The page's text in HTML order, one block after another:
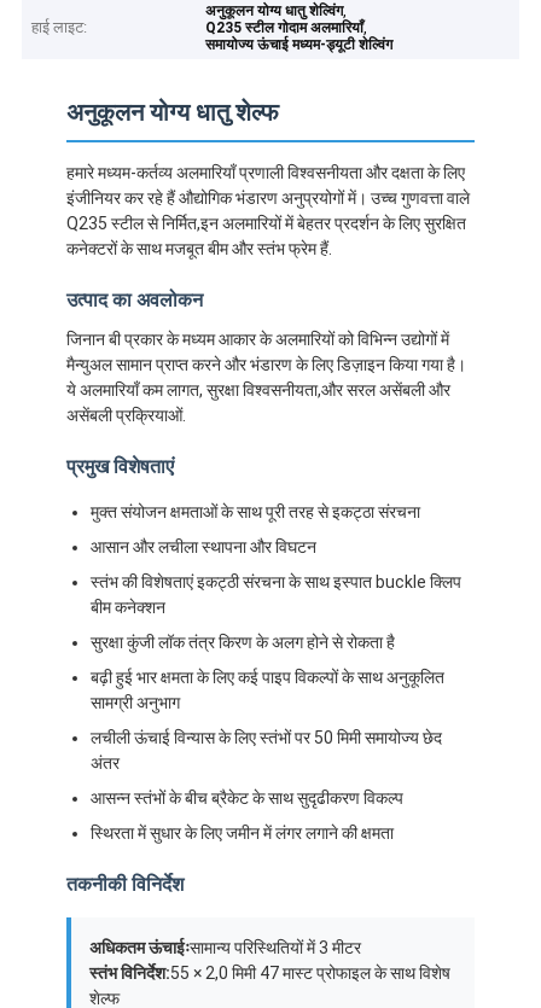
हाई लाइट:
अनुकूलन योग्य धातु शेल्विंग,
Q235 स्टील गोदाम अलमारियाँ,
समायोज्य ऊंचाई मध्यम-ड्यूटी शेल्विंग
अनुकूलन योग्य धातु शेल्फ
हमारे मध्यम-कर्तव्य अलमारियाँ प्रणाली विश्वसनीयता और दक्षता के लिए
इंजीनियर कर रहे हैं औद्योगिक भंडारण अनुप्रयोगों में। उच्च गुणवत्ता वाले
Q235 स्टील से निर्मित,इन अलमारियों में बेहतर प्रदर्शन के लिए सुरक्षित
कनेक्टरों के साथ मजबूत बीम और स्तंभ फ्रेम हैं.
उत्पाद का अवलोकन
जिनान बी प्रकार के मध्यम आकार के अलमारियों को विभिन्न उद्योगों में
मैन्युअल सामान प्राप्त करने और भंडारण के लिए डिज़ाइन किया गया है।
ये अलमारियाँ कम लागत, सुरक्षा विश्वसनीयता,और सरल असेंबली और
असेंबली प्रक्रियाओं.
प्रमुख विशेषताएं
मुक्त संयोजन क्षमताओं के साथ पूरी तरह से इकट्ठा संरचना
आसान और लचीला स्थापना और विघटन
स्तंभ की विशेषताएं इकट्ठी संरचना के साथ इस्पात buckle क्लिप
बीम कनेक्शन
सुरक्षा कुंजी लॉक तंत्र किरण के अलग होने से रोकता है
बढ़ी हुई भार क्षमता के लिए कई पाइप विकल्पों के साथ अनुकूलित
सामग्री अनुभाग
लचीली ऊंचाई विन्यास के लिए स्तंभों पर 50 मिमी समायोज्य छेद
अंतर
आसन्न स्तंभों के बीच ब्रैकेट के साथ सुदृढीकरण विकल्प
स्थिरता में सुधार के लिए जमीन में लंगर लगाने की क्षमता
तकनीकी विनिर्देश
अधिकतम ऊंचाईःसामान्य परिस्थितियों में 3 मीटर
स्तंभ विनिर्देश:55 × 2,0 मिमी 47 मास्ट प्रोफाइल के साथ विशेष
शेल्फ